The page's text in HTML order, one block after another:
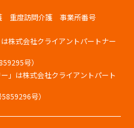
重度訪問介護 事業所番号
株式会社クライアントパートナー
号）
」は株式会社クライアントパート
号）